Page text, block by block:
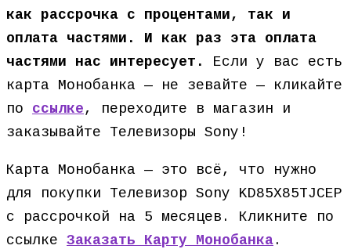
как рассрочка с процентами, так и
оплата частями. И как раз эта оплата
частями нас интересует.
Если у вас есть
карта Монобанка — не зевайте — кликайте
по ссылке, переходите в магазин и
заказывайте Телевизоры Sony!
Карта Монобанка — это всё, что нужно
для покупки Телевизор Sony KD85X85TJCEP
с рассрочкой на 5 месяцев. Кликните по
ссылке Заказать Карту Монобанка .